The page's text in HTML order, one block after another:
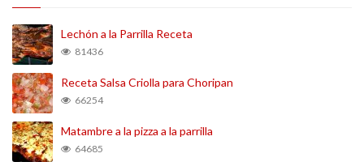
Lechón a la Parrilla Receta
81436
Receta Salsa Criolla para Choripan
66254
Matambre a la pizza a la parrilla
64685